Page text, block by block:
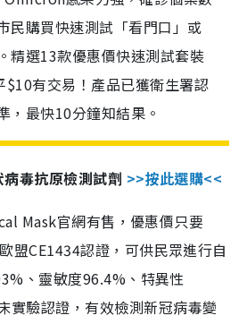
民購買快速測試「看門口」或
精選13款優惠價快速測試套裝
$10有交易！產品已獲衛生署認
，最快10分鐘知結果。
毒抗原檢測試劑 >>按此選購<<
Mask官網有售，優惠價只要
盟CE1434認證，可供民眾進行自
、靈敏度96.4%、特異性
實驗認證，有效檢測新冠病毒變